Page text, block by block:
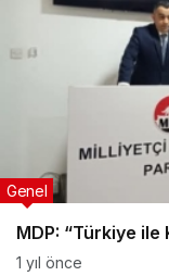
MDP: “Türkiye ile
Genel
1 yıl önce